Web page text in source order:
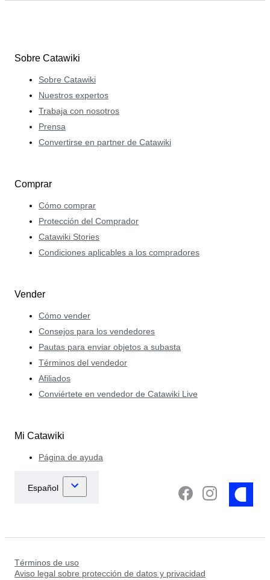
Sobre Catawiki
Sobre Catawiki
Nuestros expertos
Trabaja con nosotros
Prensa
Convertirse en partner de Catawiki
Comprar
Cómo comprar
Protección del Comprador
Catawiki Stories
Condiciones aplicables a los compradores
Vender
Cómo vender
Consejos para los vendedores
Pautas para enviar objetos a subasta
Términos del vendedor
Afiliados
Conviértete en vendedor de Catawiki Live
Mi Catawiki
Página de ayuda
Términos de uso
Aviso legal sobre protección de datos y privacidad